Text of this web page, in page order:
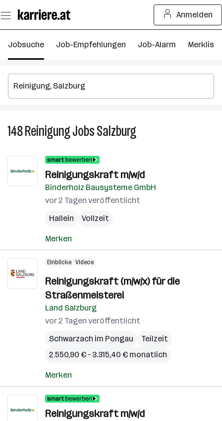
Seiteninhalt
springen
Anmelden
Jobsuche Job-Empfehlungen Job-Alarm Merkliste
148ReinigungJobsSalzburg148
Reinigung
Salzburg
Reinigungskraft m/w/d
Binderholz Bausysteme GmbH
vor 2 Tagen veröffentlicht
Hallein
Vollzeit
Merken
Einblicke Videos
Reinigungskraft (m/w/x) für die
Straßenmeisterei
Land Salzburg
vor 2 Tagen veröffentlicht
Schwarzach im Pongau
Teilzeit
2.550,90 € – 3.315,40 € monatlich
Merken
Reinigungskraft m/w/d